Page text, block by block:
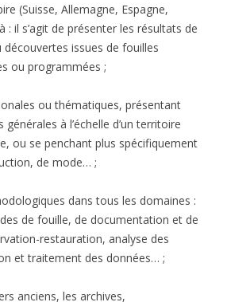
(Suisse, Allemagne, Espagne,
: il s’agit de présenter les résultats de
issues de fouilles
ou programmées ;
ou thématiques, présentant
à l’échelle d’un territoire
ou se penchant plus spécifiquement
de mode… ;
dans tous les domaines :
de fouille, de documentation et de
restauration, analyse des
et traitement des données… ;
anciens, les archives,